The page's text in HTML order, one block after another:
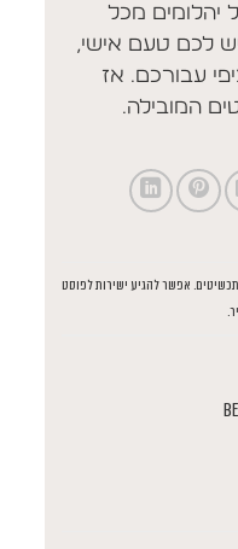
מכל
לכם טעם אישי,
עבורכם. אז
המובילה.
. אפשר להגיע ישירות לפוסט
.